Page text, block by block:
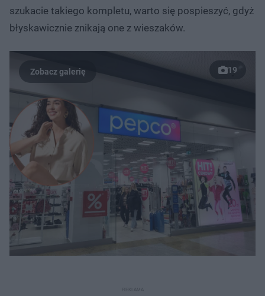
szukacie takiego kompletu, warto się pospieszyć, gdyż
błyskawicznie znikają one z wieszaków.
19